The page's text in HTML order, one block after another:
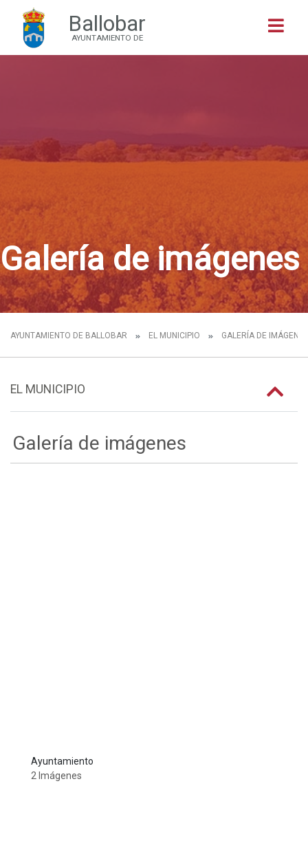
Ballobar
AYUNTAMIENTO DE
Galería de imágenes
AYUNTAMIENTO DE BALLOBAR EL MUNICIPIO GALERÍA DE IMÁGENES
EL MUNICIPIO
Galería de imágenes
Ayuntamiento
2 Imágenes